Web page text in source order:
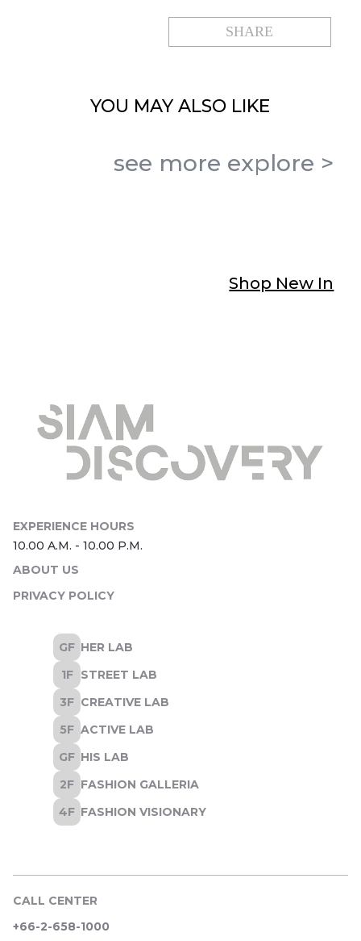
SHARE
YOU MAYALSO LIKE
see more explore >
Shop New In
ABOUT US
PRIVACY POLICY
CALL CENTER
+66-2-658-1000